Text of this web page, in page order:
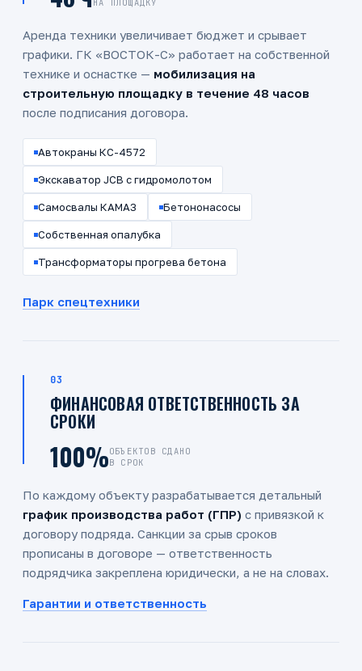
НА ПЛОЩАДКУ
Аренда техники увеличивает бюджет и срывает
графики. ГК «ВОСТОК-С» работает на собственной
технике и оснастке — мобилизация на
строительную площадку в течение 48 часов
после подписания договора.
Автокраны КС-4572
Экскаватор JCB с гидромолотом
Самосвалы КАМАЗ Бетононасосы
Собственная опалубка
Трансформаторы прогрева бетона
Парк спецтехники
03
ФИНАНСОВАЯ ОТВЕТСТВЕННОСТЬ ЗА
СРОКИ
100%ОБЪЕКТОВ СДАНО
В СРОК
По каждому объекту разрабатывается детальный
график производства работ (ГПР) с привязкой к
договору подряда. Санкции за срыв сроков
прописаны в договоре — ответственность
подрядчика закреплена юридически, а не на словах.
Гарантии и ответственность